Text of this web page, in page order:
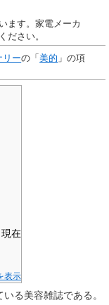
ます。家電メーカ
ださい。
リーの「美的 」の項
在
表示
る美容雑誌である。